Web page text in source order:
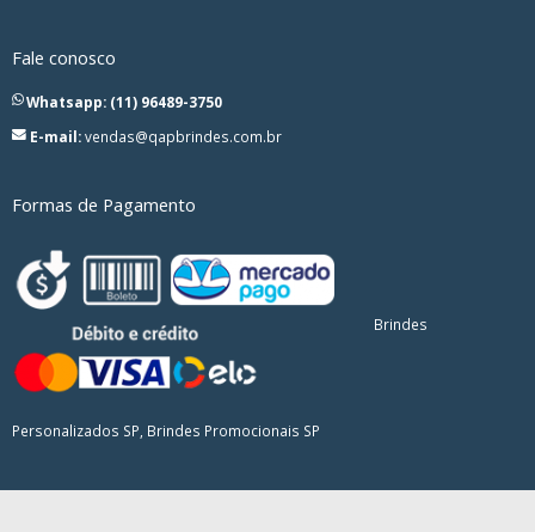
Fale conosco
Whatsapp: (11) 96489-3750
E-mail:vendas@qapbrindes.com.br
Formas de Pagamento
Brindes
Personalizados SP, Brindes Promocionais SP